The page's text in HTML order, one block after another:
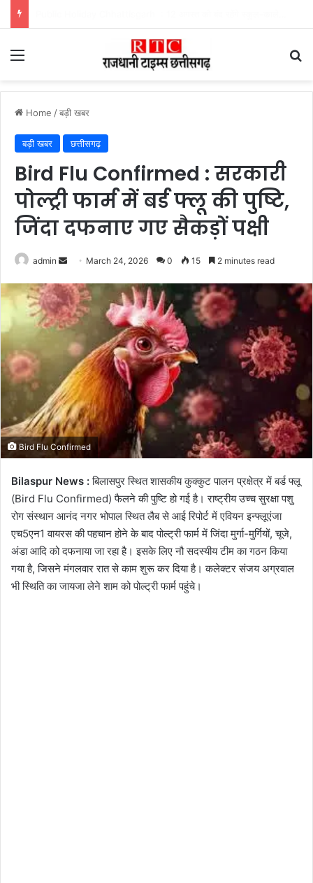
Menu
Home /बड़ी खबर
बड़ी खबर छत्तीसगढ़
Bird Flu Confirmed : सरकारी
पोल्ट्री फार्म में बर्ड फ्लू की पुष्टि,
जिंदा दफनाए गए सैकड़ों पक्षी
admin
Send
email
March 24, 2026 0 15 2 minutes read
Bird Flu Confirmed
Bilaspur News :बिलासपुर स्थित शासकीय कुक्कुट पालन प्रक्षेत्र में बर्ड फ्लू
(Bird Flu Confirmed) फैलने की पुष्टि हो गई है। राष्ट्रीय उच्च सुरक्षा पशु
रोग संस्थान आनंद नगर भोपाल स्थित लैब से आई रिपोर्ट में एवियन इन्फ्लूएंजा
एच5एन1 वायरस की पहचान होने के बाद पोल्ट्री फार्म में जिंदा मुर्गा-मुर्गियों, चूजे,
अंडा आदि को दफनाया जा रहा है। इसके लिए नौ सदस्यीय टीम का गठन किया
गया है, जिसने मंगलवार रात से काम शुरू कर दिया है। कलेक्टर संजय अग्रवाल
भी स्थिति का जायजा लेने शाम को पोल्ट्री फार्म पहुंचे।